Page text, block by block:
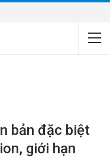
bản đặc biệt
giới hạn